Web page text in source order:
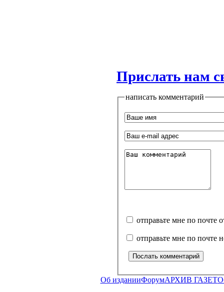
Прислать нам
написать комментарий
отправьте мне по почте
отправьте мне по почте
Об изданииФорумАРХИВ ГАЗЕТ